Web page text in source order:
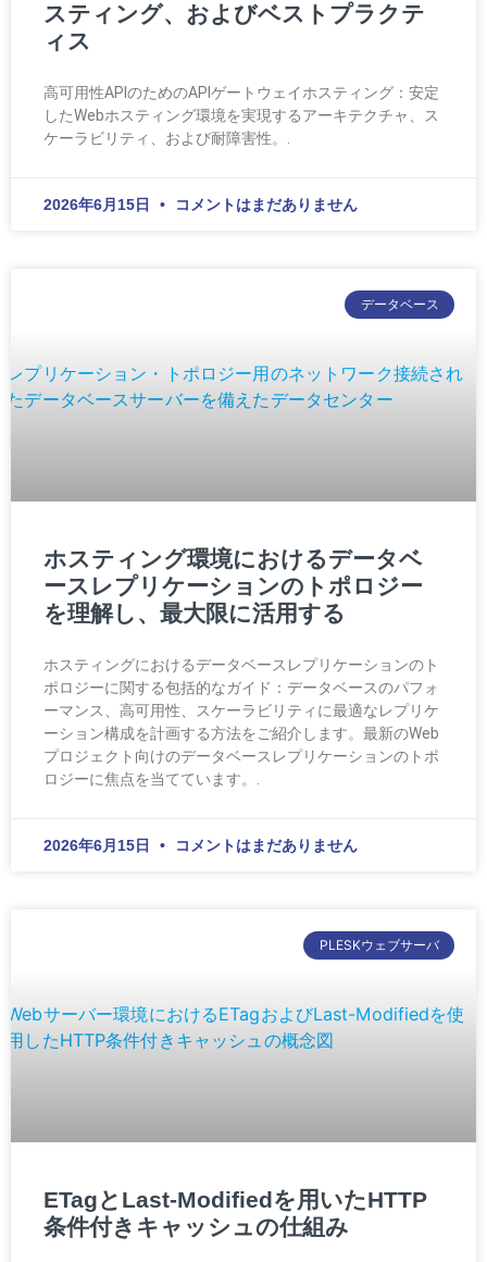
スティング、およびベストプラクテ
ィス
高可用性APIのためのAPIゲートウェイホスティング：安定
したWebホスティング環境を実現するアーキテクチャ、ス
ケーラビリティ、および耐障害性。.
2026年6月15日 コメントはまだありません
データベース
ホスティング環境におけるデータベ
ースレプリケーションのトポロジー
を理解し、最大限に活用する
ホスティングにおけるデータベースレプリケーションのト
ポロジーに関する包括的なガイド：データベースのパフォ
ーマンス、高可用性、スケーラビリティに最適なレプリケ
ーション構成を計画する方法をご紹介します。最新のWeb
プロジェクト向けのデータベースレプリケーションのトポ
ロジーに焦点を当てています。.
2026年6月15日 コメントはまだありません
PLESKウェブサーバ
ETagとLast-Modifiedを用いたHTTP
条件付きキャッシュの仕組み